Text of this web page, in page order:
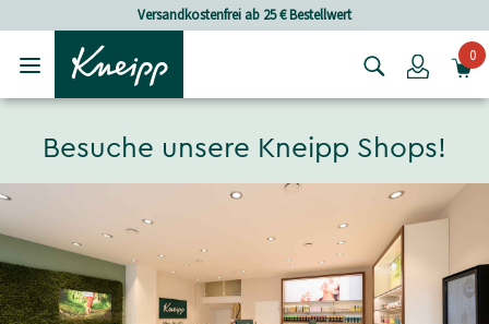
Skip to main content
Skip to footer contentVersandkostenfrei ab 25 € Bestellwert
Login0
Besuche unsere Kneipp Shops!